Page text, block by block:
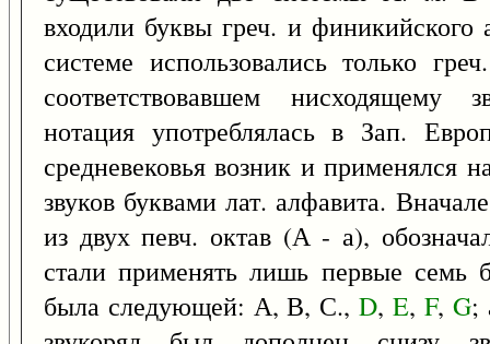
входили буквы греч. и
системе использовались только
соответствовавшем нисходящему
нотация употреблялась в Зап.
средневековья возник и применялся
звуков буквами лат. алфавита.
из двух певч. октав (А - а),
стали применять лишь первые семь
была следующей: А, В, С.,D,E, F, G;